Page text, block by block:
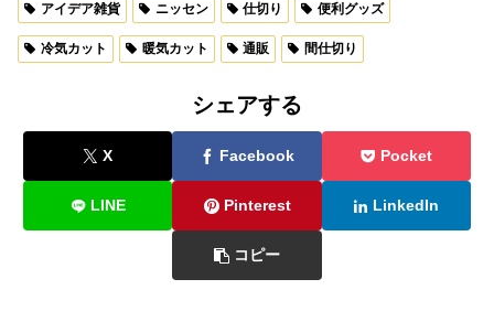
アイデア雑貨 ニッセン 仕切り 便利グッズ
冷気カット 暖気カット 通販 間仕切り
シェアする
X Facebook Pocket
LINE Pinterest LinkedIn
コピー